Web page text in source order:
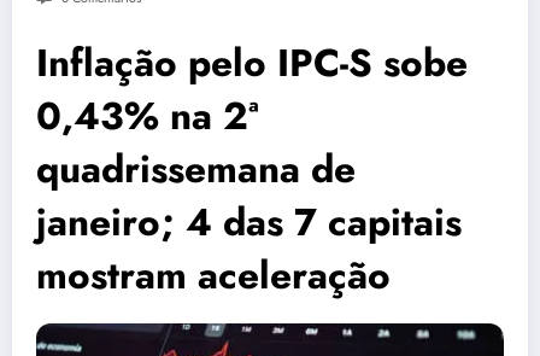
Inflação pelo IPC-S sobe
0,43% na 2ª
quadrissemana de
janeiro; 4 das 7 capitais
mostram aceleração